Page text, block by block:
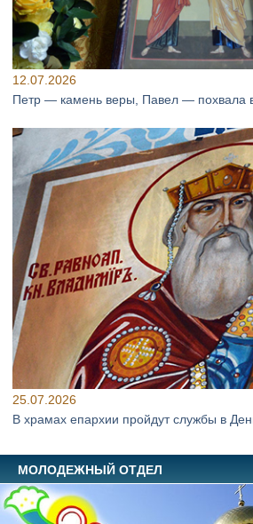
12.07.2026
Петр — камень веры, Павел — похвала
25.07.2026
В храмах епархии пройдут службы в
МОЛОДЕЖНЫЙ ОТДЕЛ